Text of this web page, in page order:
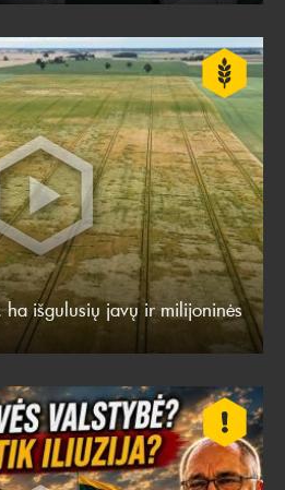
ha išgulusių javų ir milijoninės